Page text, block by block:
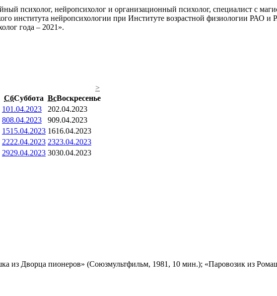
психолог, нейропсихолог и организационный психолог, специалист с
института нейропсихологии при Институте возрастной физиологии РАО
года – 2021».
>
СбСуббота ВсВоскресенье
101.04.2023 202.04.2023
808.04.2023 909.04.2023
1515.04.2023 1616.04.2023
2222.04.2023 2323.04.2023
2929.04.2023 3030.04.2023
Дворца пионеров» (Союзмультфильм, 1981, 10 мин.); «Паровозик из